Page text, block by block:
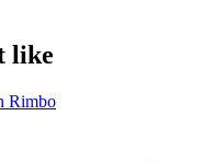
like
Rimbo